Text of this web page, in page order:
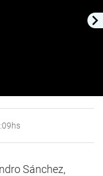
Sánchez,